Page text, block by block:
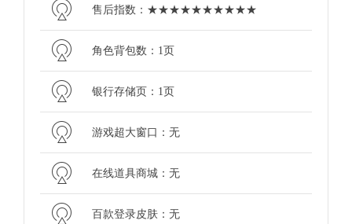
售后指数：★★★★★★★★★★
角色背包数：1页
银行存储页：1页
游戏超大窗口：无
在线道具商城：无
百款登录皮肤：无